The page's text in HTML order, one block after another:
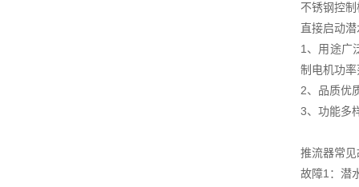
不锈钢控
直接启动
1、用途广
制电机功
2、品质优
3、功能多
推流器常
故障1：潜